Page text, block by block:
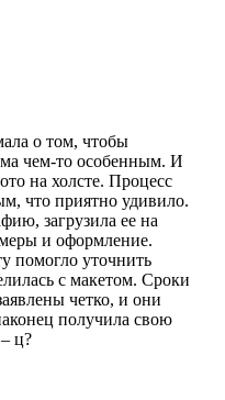
о том, чтобы
чем-то особенным. И
на холсте. Процесс
что приятно удивило.
загрузила ее на
и оформление.
помогло уточнить
с макетом. Сроки
четко, и они
получила свою
ц?